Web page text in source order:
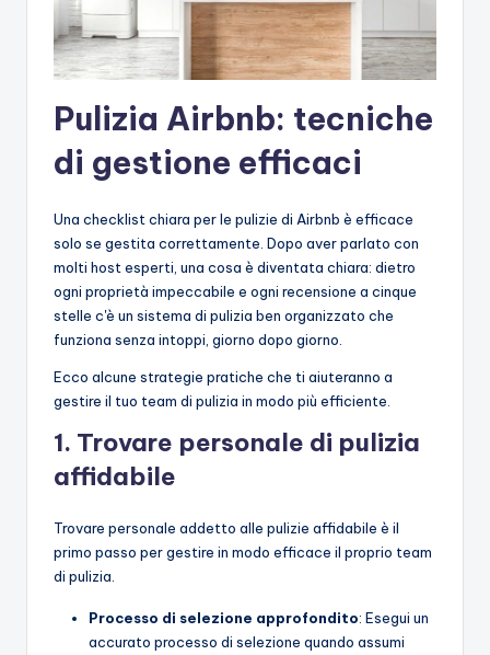
Pulizia Airbnb: tecniche
di gestione efficaci
Una checklist chiara per le pulizie di Airbnb è efficace
solo se gestita correttamente. Dopo aver parlato con
molti host esperti, una cosa è diventata chiara: dietro
ogni proprietà impeccabile e ogni recensione a cinque
stelle c'è un sistema di pulizia ben organizzato che
funziona senza intoppi, giorno dopo giorno.
Ecco alcune strategie pratiche che ti aiuteranno a
gestire il tuo team di pulizia in modo più efficiente.
1. Trovare personale di pulizia
affidabile
Trovare personale addetto alle pulizie affidabile è il
primo passo per gestire in modo efficace il proprio team
di pulizia.
Processo di selezione approfondito: Esegui un
accurato processo di selezione quando assumi